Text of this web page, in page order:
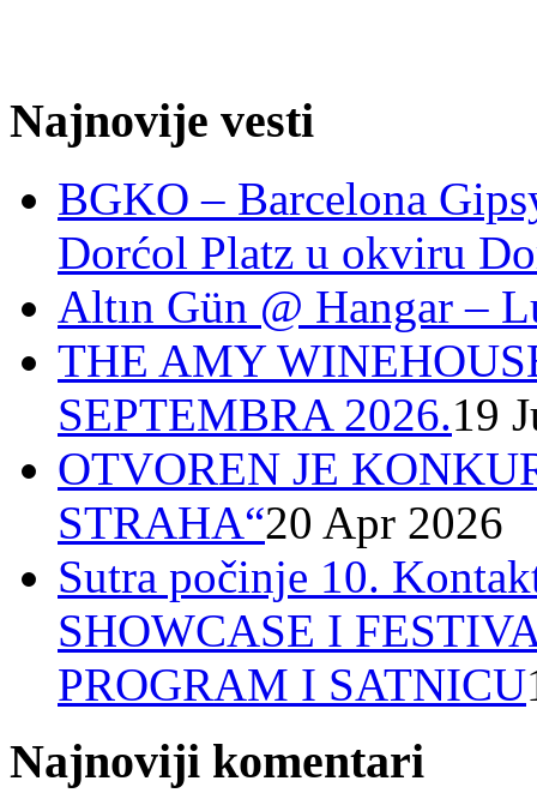
Najnovije vesti
BGKO – Barcelona
Dorćol Platz u okviru
Altın Gün @ Hangar –
THE AMY
SEPTEMBRA 2026.19
OTVOREN JE
STRAHA“20 Apr 2026
Sutra počinje 10.
SHOWCASE I
PROGRAM I SATNICU
Najnoviji komentari